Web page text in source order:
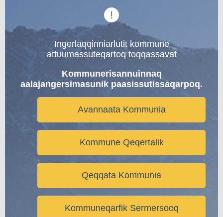
Ingerlaqqinniarlutit kommune
attuumassuteqartoq toqqassavat
Kommunerisannuinnaq
aalajangersimasunik paasissutissaqarpoq.
Avannaata Kommunia
Kommune Qeqertalik
Qeqqata Kommunia
Kommuneqarfik Sermersooq